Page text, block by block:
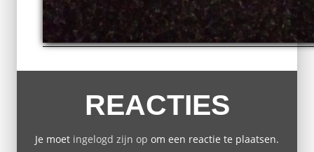
REACTIES
Je moet ingelogd zijn op om een reactie te plaatsen.